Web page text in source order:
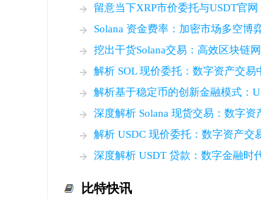
留意当下XRP市价委托与USDT官
Solana 资金费率：加密市场多空博
挖出干货Solana交易：高效区块链
解析 SOL 现价委托：数字资产交
解析基于稳定币的创新金融模式：
深度解析 Solana 现货交易：数字
解析 USDC 现价委托：数字资产交
深度解析 USDT 贷款：数字金融时
比特快讯